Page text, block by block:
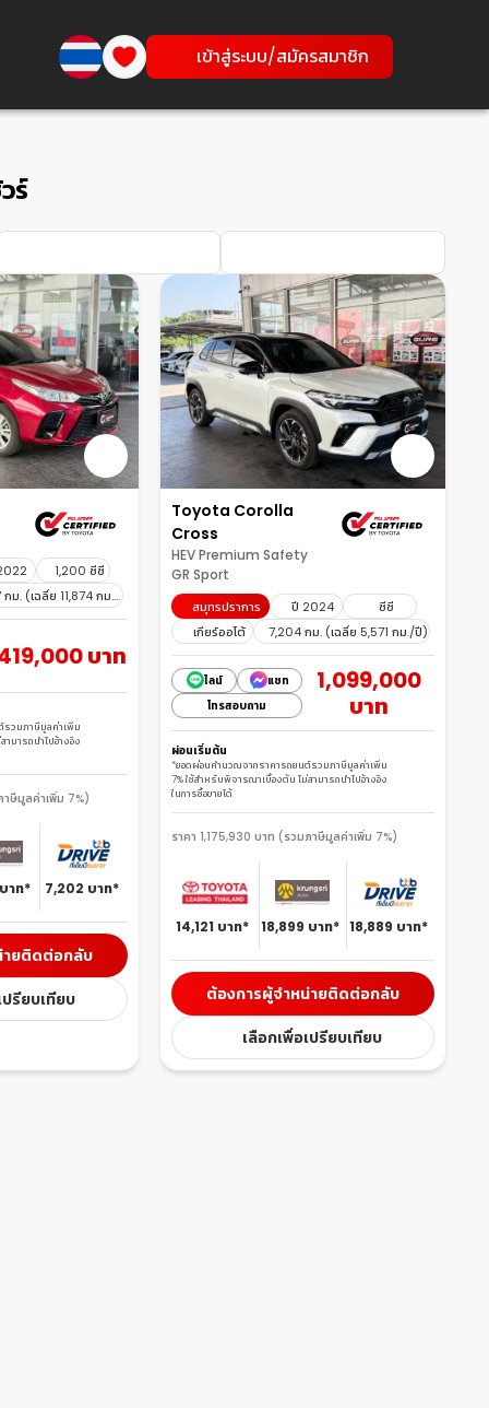
เข้าสู่ระบบ/สมัครสมาชิก
ร์
1,200 ซีซี
กม. (เฉลี่ย 11,874 กม./
ปี)
บาท
รวมภาษีมูลค่าเพิ่ม
ามารถนำไปอ้างอิง
ษีมูลค่าเพิ่ม 7%)
าท* 7,202 บาท*
ายติดต่อกลับ
ปรียบเทียบ
Toyota Corolla
Cross
HEV Premium Safety
GR Sport
สมุทรปราการ ปี 2024
ซีซี
เกียร์ออโต้
7,204 กม. (เฉลี่ย 5,571 กม./ปี)
ไลน์
แชท
โทรสอบถาม
1,099,000
บาท
ผ่อนเริ่มต้น
*ยอดผ่อนคำนวณจากราคารถยนต์รวมภาษีมูลค่าเพิ่ม
7% ใช้สำหรับพิจารณาเบื้องต้น ไม่สามารถนำไปอ้างอิง
ในการซื้อขายได้
ราคา 1,175,930 บาท (รวมภาษีมูลค่าเพิ่ม 7%)
14,121 บาท* 18,899 บาท* 18,889 บาท*
ต้องการผู้จำหน่ายติดต่อกลับ
เลือกเพื่อเปรียบเทียบ